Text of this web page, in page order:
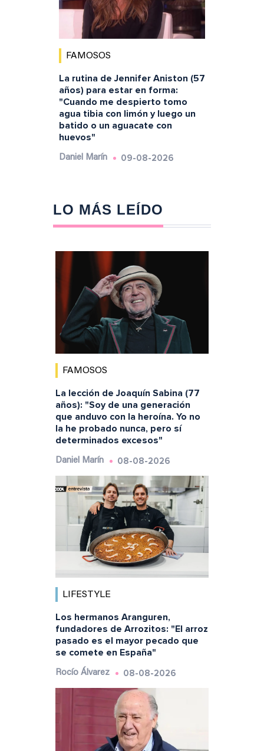
FAMOSOS
La rutina de Jennifer Aniston (57
años) para estar en forma:
"Cuando me despierto tomo
agua tibia con limón y luego un
batido o un aguacate con
huevos"
Daniel Marín 09-08-2026
LO MÁS LEÍDO
FAMOSOS
La lección de Joaquín Sabina (77
años): "Soy de una generación
que anduvo con la heroína. Yo no
la he probado nunca, pero sí
determinados excesos"
Daniel Marín 08-08-2026
LIFESTYLE
Los hermanos Aranguren,
fundadores de Arrozitos: "El arroz
pasado es el mayor pecado que
se comete en España"
Rocío Álvarez 08-08-2026